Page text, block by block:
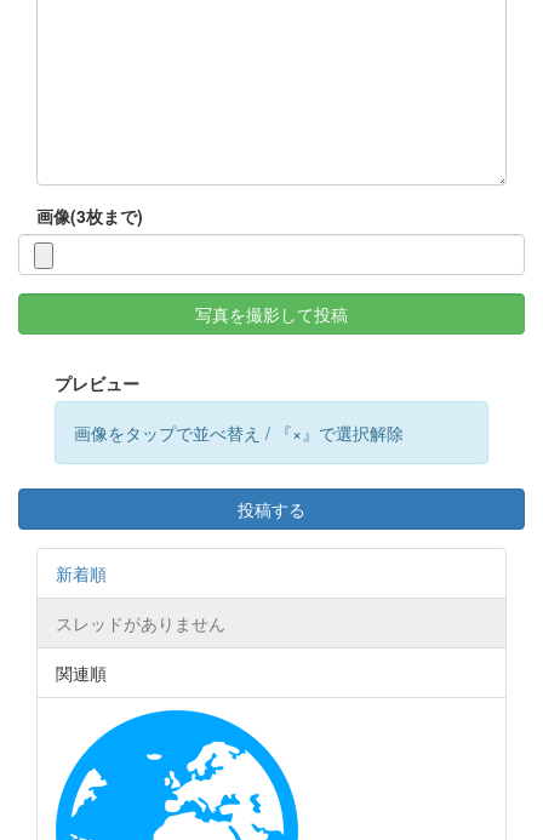
画像(3枚まで)
写真を撮影して投稿
プレビュー
画像をタップで並べ替え / 『×』で選択解除
投稿する
新着順
スレッドがありません
関連順